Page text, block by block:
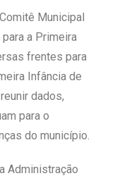
Municipal
a Primeira
frentes para
Infância de
dados,
para o
do município.
Administração